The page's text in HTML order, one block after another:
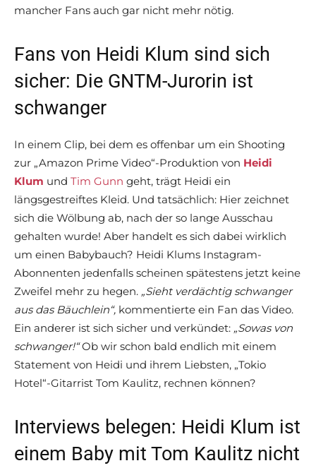
mancher Fans auch gar nicht mehr nötig.
Fans von Heidi Klum sind sich
sicher: Die GNTM-Jurorin ist
schwanger
In einem Clip, bei dem es offenbar um ein Shooting
zur „Amazon Prime Video“-Produktion von Heidi
Klum und Tim Gunn geht, trägt Heidi ein
längsgestreiftes Kleid. Und tatsächlich: Hier zeichnet
sich die Wölbung ab, nach der so lange Ausschau
gehalten wurde! Aber handelt es sich dabei wirklich
um einen Babybauch? Heidi Klums Instagram-
Abonnenten jedenfalls scheinen spätestens jetzt keine
Zweifel mehr zu hegen. „Sieht verdächtig schwanger
aus das Bäuchlein“, kommentierte ein Fan das Video.
Ein anderer ist sich sicher und verkündet: „Sowas von
schwanger!“Ob wir schon bald endlich mit einem
Statement von Heidi und ihrem Liebsten, „Tokio
Hotel“-Gitarrist Tom Kaulitz, rechnen können?
Interviews belegen: Heidi Klum ist
einem Baby mit Tom Kaulitz nicht